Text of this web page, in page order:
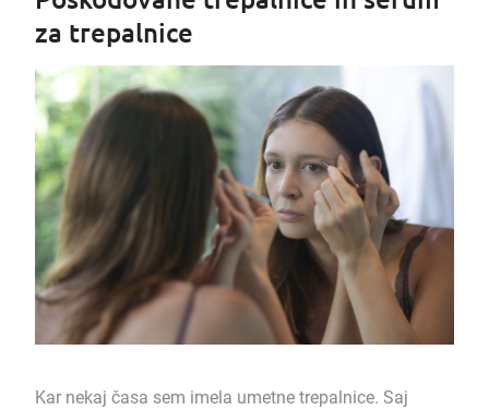
za trepalnice
Kar nekaj časa sem imela umetne trepalnice. Saj